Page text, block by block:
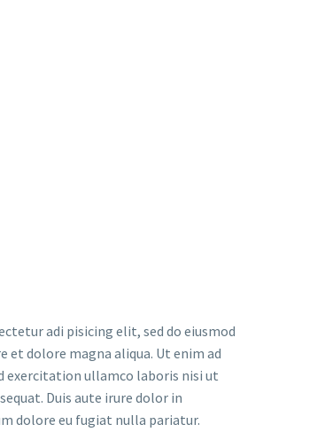
adi pisicing elit, sed do eiusmod
et dolore magna aliqua. Ut enim ad
exercitation ullamco laboris nisi ut
Duis aute irure dolor in
dolore eu fugiat nulla pariatur.